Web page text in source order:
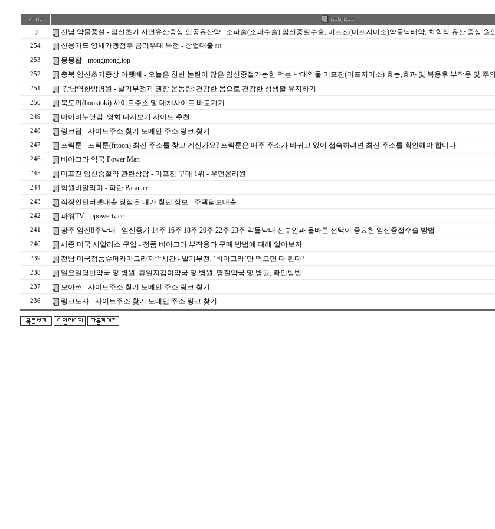
전남 약물중절 - 임신초기 자연유산증상 인공유산약 : 소파술(소파수술) 임신중절수술, 미프진(미프지미소)약물낙태약, 화학적 유산 증상 원
254 신용카드 영세가맹점주 금리우대 특전 - 창업대출 [1]
253 몽몽탑 - mongmong.top
252 충북 임신초기증상 아랫배 - 오늘은 찬반 논란이 많은 임신중절가능한 먹는 낙태약물 미프진(미프지미소) 효능,효과 및 복용후 부작용 및 주
251 강남역한방병원 - 발기부전과 권장 운동량: 건강한 몸으로 건강한 성생활 유지하기
250 북토끼(booktoki) 사이트주소 및 대체사이트 바로가기
249 마이비누닷컴: 영화 다시보기 사이트 추천
248 링크탑 - 사이트주소 찾기 도메인 주소 링크 찾기
247 프릭툰 - 프릭툰(frtoon) 최신 주소를 찾고 계신가요? 프릭툰은 매주 주소가 바뀌고 있어 접속하려면 최신 주소를 확인해야 합니다.
246 비아그라 약국 Power Man
245 미프진 임신중절약 관련상담 - 미프진 구매 1위 - 우먼온리원
244 학원비알리미 - 파란 Paran.cc
243 직장인인터넷대출 장점은 내가 찾던 정보 - 주택담보대출
242 파워TV - ppowertv.cc
241 광주 임신8주낙태 - 임신중기 14주 16주 18주 20주 22주 23주 약물낙태 산부인과 올바른 선택이 중요한 임신중절수술 방법
240 세종 미국 시알리스 구입 - 정품 비아그라 부작용과 구매 방법에 대해 알아보자
239 전남 미국정품슈퍼카마그라지속시간 - 발기부전, ‘비아그라’만 먹으면 다 된다?
238 일요일당번약국 및 병원, 휴일지킴이약국 및 병원, 명절약국 및 병원, 확인방법
237 모아쓰 - 사이트주소 찾기 도메인 주소 링크 찾기
236 링크도사 - 사이트주소 찾기 도메인 주소 링크 찾기